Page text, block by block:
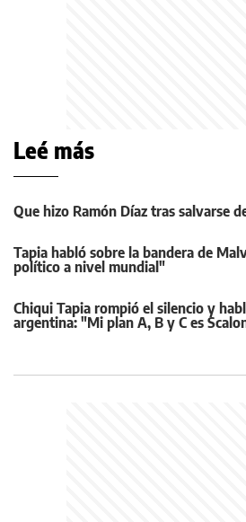
Leé más
Que hizo Ramón Díaz tras salvarse
Tapia habló sobre la bandera de
político a nivel mundial"
Chiqui Tapia rompió el silencio y
argentina: "Mi plan A, B y C es